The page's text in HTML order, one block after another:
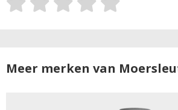
Meer merken van